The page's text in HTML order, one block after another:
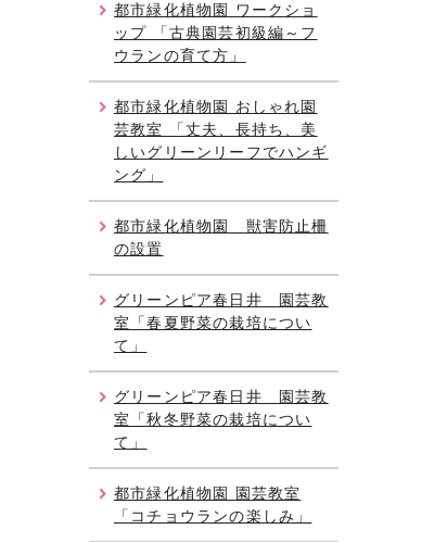
都市緑化植物園 ワークショ
ップ 「古典園芸初級編～フ
ウランの育て方」
都市緑化植物園 おしゃれ園
芸教室 「丈夫、長持ち、美
しいグリーンリーフでハンギ
ング」
都市緑化植物園 獣害防止柵
の設置
グリーンピア春日井 園芸教
室「春夏野菜の栽培につい
て」
グリーンピア春日井 園芸教
室「秋冬野菜の栽培につい
て」
都市緑化植物園 園芸教室
「コチョウランの楽しみ」